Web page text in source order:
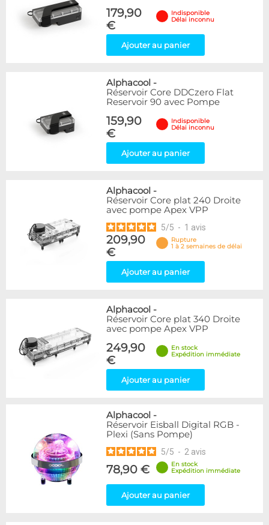
179,90
€
Indisponible
Délai inconnu
Ajouter au panier
Alphacool -
Réservoir Core DDCzero Flat
Reservoir 90 avec Pompe
159,90
€
Indisponible
Délai inconnu
Ajouter au panier
Alphacool -
Réservoir Core plat 240 Droite
avec pompe Apex VPP
5/5 - 1 avis
209,90
€
Rupture
1 à 2 semaines de délai
Ajouter au panier
Alphacool -
Réservoir Core plat 340 Droite
avec pompe Apex VPP
249,90
€
En stock
Expédition immédiate
Ajouter au panier
Alphacool -
Réservoir Eisball Digital RGB -
Plexi (Sans Pompe)
5/5 - 2 avis
78,90 €
En stock
Expédition immédiate
Ajouter au panier